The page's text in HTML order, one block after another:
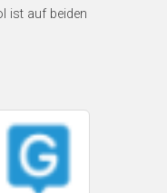
ist auf beiden